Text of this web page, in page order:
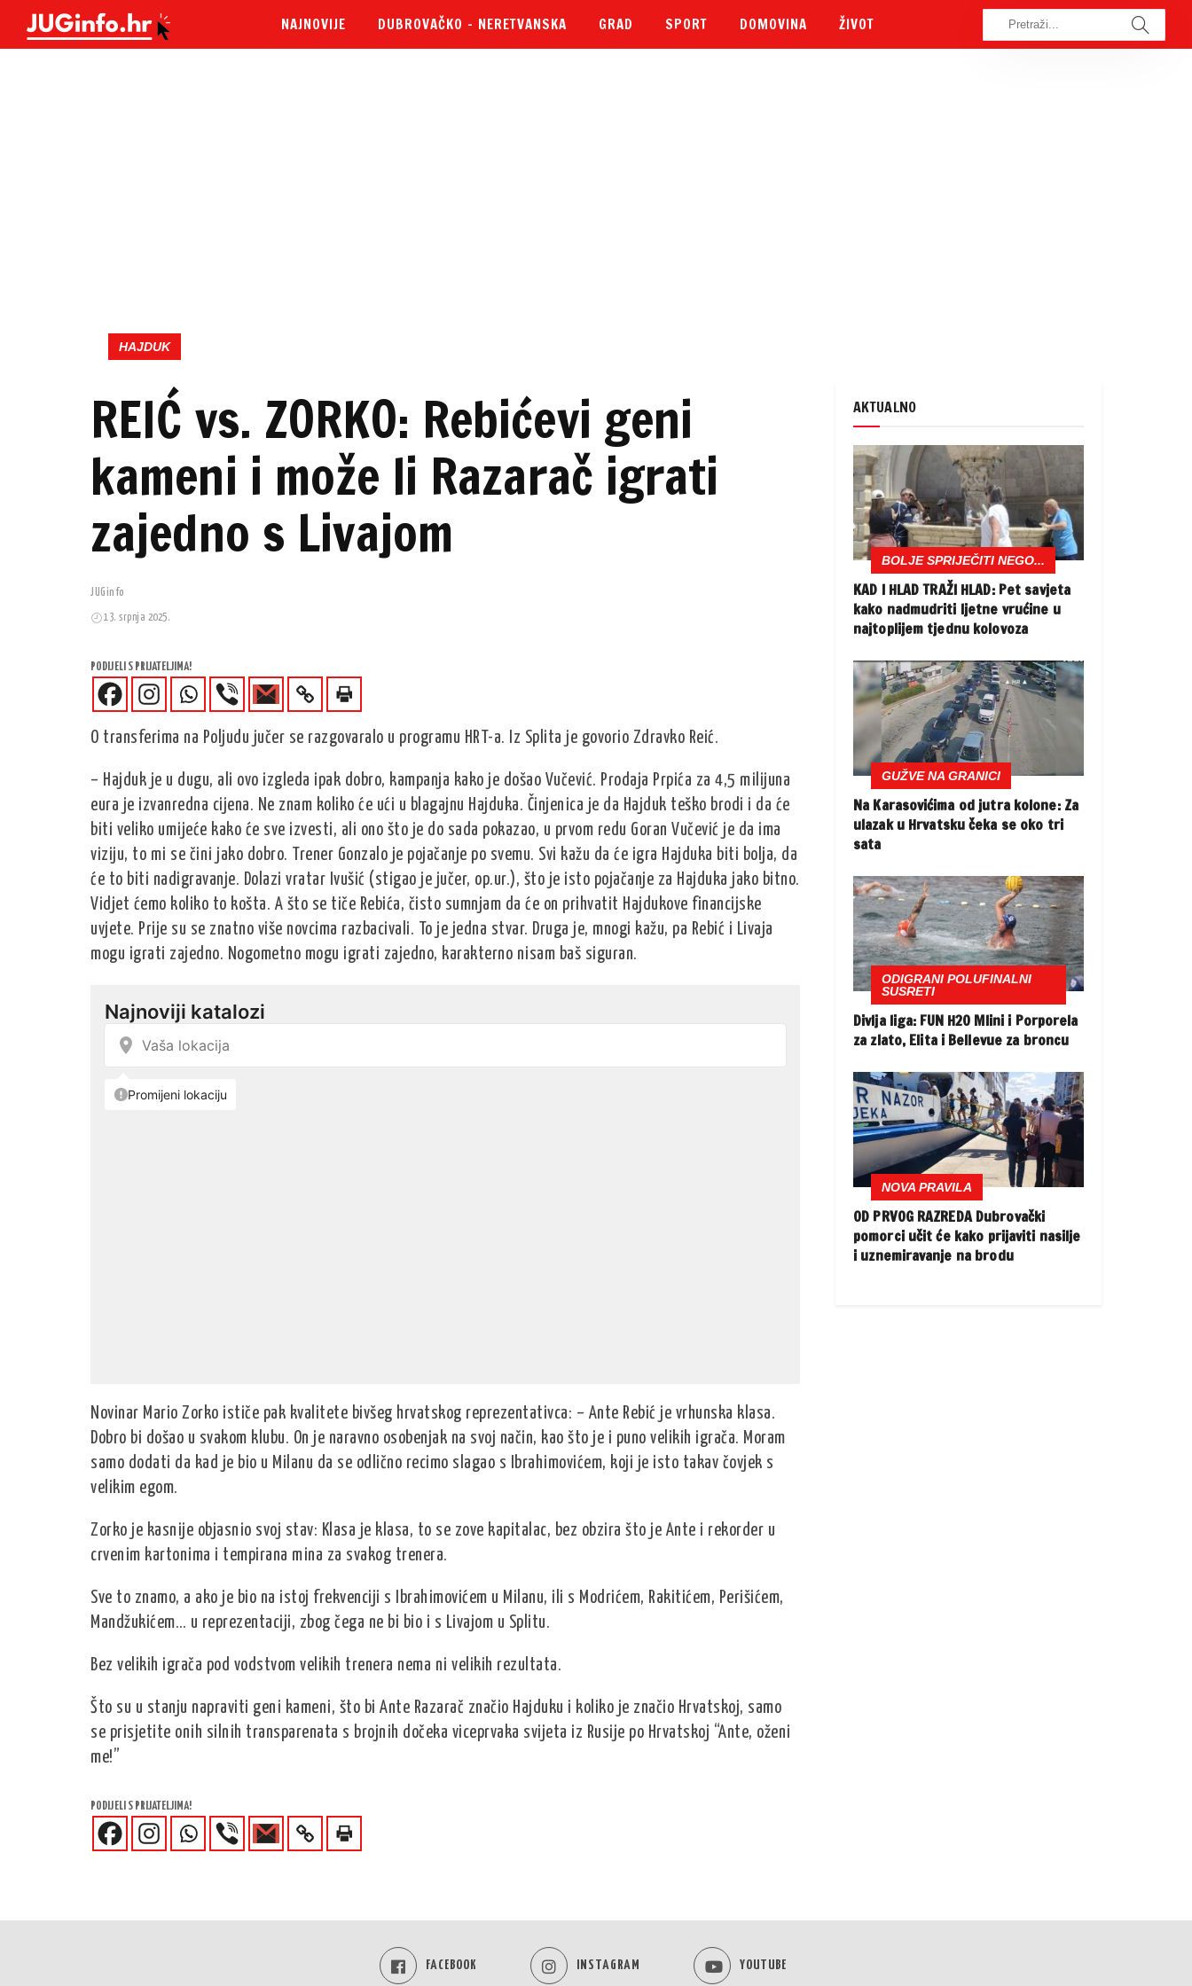
NAJNOVIJE DUBROVAČKO – NERETVANSKA GRAD SPORT DOMOVINA ŽIVOT
HAJDUK
REIĆ vs. ZORKO: Rebićevi geni
kameni i može li Razarač igrati
zajedno s Livajom
JUGinfo
13. srpnja 2025.
PODIJELI S PRIJATELJIMA!
O transferima na Poljudu jučer se razgovaralo u programu HRT-a. Iz Splita je govorio Zdravko Reić.
– Hajduk je u dugu, ali ovo izgleda ipak dobro, kampanja kako je došao Vučević. Prodaja Prpića za 4,5 milijuna
eura je izvanredna cijena. Ne znam koliko će ući u blagajnu Hajduka. Činjenica je da Hajduk teško brodi i da će
biti veliko umijeće kako će sve izvesti, ali ono što je do sada pokazao, u prvom redu Goran Vučević je da ima
viziju, to mi se čini jako dobro. Trener Gonzalo je pojačanje po svemu. Svi kažu da će igra Hajduka biti bolja, da
će to biti nadigravanje. Dolazi vratar Ivušić (stigao je jučer, op.ur.), što je isto pojačanje za Hajduka jako bitno.
Vidjet ćemo koliko to košta. A što se tiče Rebića, čisto sumnjam da će on prihvatit Hajdukove financijske
uvjete. Prije su se znatno više novcima razbacivali. To je jedna stvar. Druga je, mnogi kažu, pa Rebić i Livaja
mogu igrati zajedno. Nogometno mogu igrati zajedno, karakterno nisam baš siguran.
Novinar Mario Zorko ističe pak kvalitete bivšeg hrvatskog reprezentativca: – Ante Rebić je vrhunska klasa.
Dobro bi došao u svakom klubu. On je naravno osobenjak na svoj način, kao što je i puno velikih igrača. Moram
samo dodati da kad je bio u Milanu da se odlično recimo slagao s Ibrahimovićem, koji je isto takav čovjek s
velikim egom.
Zorko je kasnije objasnio svoj stav: Klasa je klasa, to se zove kapitalac, bez obzira što je Ante i rekorder u
crvenim kartonima i tempirana mina za svakog trenera.
Sve to znamo, a ako je bio na istoj frekvenciji s Ibrahimovićem u Milanu, ili s Modrićem, Rakitićem, Perišićem,
Mandžukićem… u reprezentaciji, zbog čega ne bi bio i s Livajom u Splitu.
Bez velikih igrača pod vodstvom velikih trenera nema ni velikih rezultata.
Što su u stanju napraviti geni kameni, što bi Ante Razarač značio Hajduku i koliko je značio Hrvatskoj, samo
se prisjetite onih silnih transparenata s brojnih dočeka viceprvaka svijeta iz Rusije po Hrvatskoj “Ante, oženi
me!”
PODIJELI S PRIJATELJIMA!
AKTUALNO
BOLJE SPRIJEČITI NEGO...
KAD I HLAD TRAŽI HLAD: Pet savjeta
kako nadmudriti ljetne vrućine u
najtoplijem tjednu kolovoza
GUŽVE NA GRANICI
Na Karasovićima od jutra kolone: Za
ulazak u Hrvatsku čeka se oko tri
sata
ODIGRANI POLUFINALNI
SUSRETI
Divlja liga: FUN H2O Mlini i Porporela
za zlato, Elita i Bellevue za broncu
NOVA PRAVILA
OD PRVOG RAZREDA Dubrovački
pomorci učit će kako prijaviti nasilje
i uznemiravanje na brodu
FACEBOOK INSTAGRAM YOUTUBE